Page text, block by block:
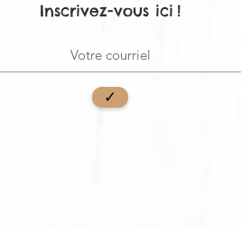
Inscrivez-vous ici !
✓